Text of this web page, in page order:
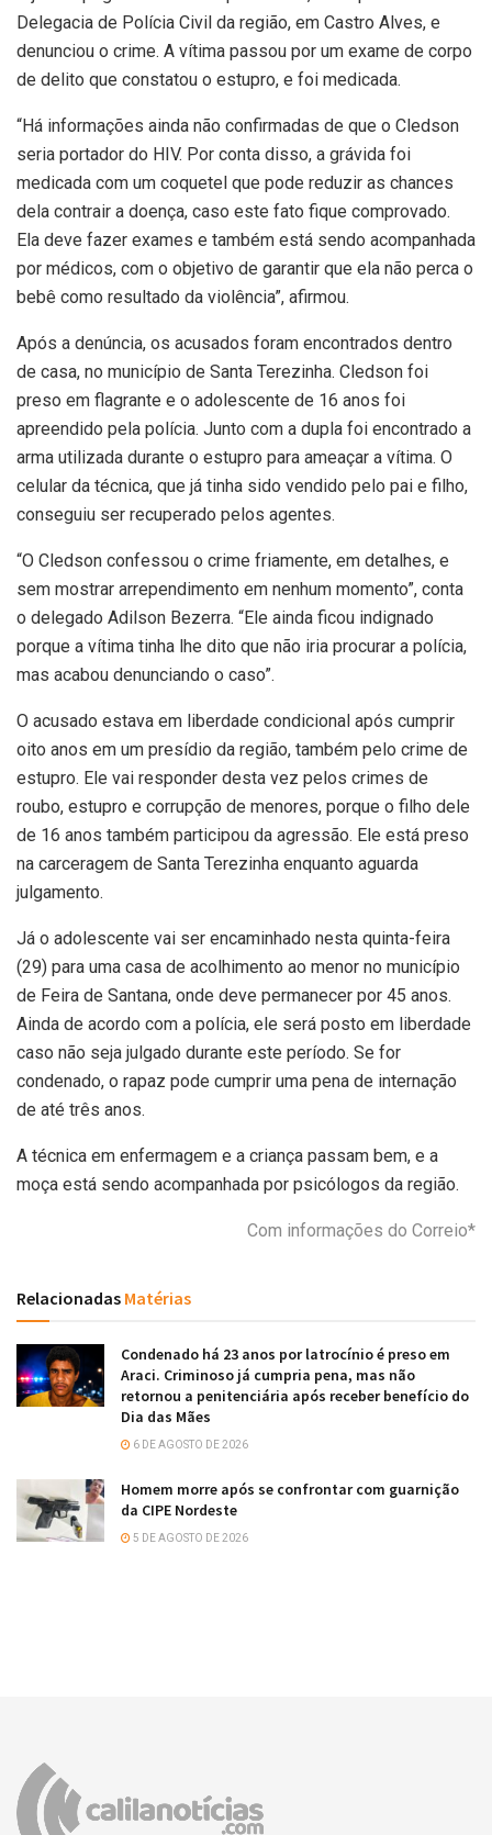
Delegacia de Polícia Civil da região, em Castro Alves, e
denunciou o crime. A vítima passou por um exame de corpo
de delito que constatou o estupro, e foi medicada.
“Há informações ainda não confirmadas de que o Cledson
seria portador do HIV. Por conta disso, a grávida foi
medicada com um coquetel que pode reduzir as chances
dela contrair a doença, caso este fato fique comprovado.
Ela deve fazer exames e também está sendo acompanhada
por médicos, com o objetivo de garantir que ela não perca o
bebê como resultado da violência”, afirmou.
Após a denúncia, os acusados foram encontrados dentro
de casa, no município de Santa Terezinha. Cledson foi
preso em flagrante e o adolescente de 16 anos foi
apreendido pela polícia. Junto com a dupla foi encontrado a
arma utilizada durante o estupro para ameaçar a vítima. O
celular da técnica, que já tinha sido vendido pelo pai e filho,
conseguiu ser recuperado pelos agentes.
“O Cledson confessou o crime friamente, em detalhes, e
sem mostrar arrependimento em nenhum momento”, conta
o delegado Adilson Bezerra. “Ele ainda ficou indignado
porque a vítima tinha lhe dito que não iria procurar a polícia,
mas acabou denunciando o caso”.
O acusado estava em liberdade condicional após cumprir
oito anos em um presídio da região, também pelo crime de
estupro. Ele vai responder desta vez pelos crimes de
roubo, estupro e corrupção de menores, porque o filho dele
de 16 anos também participou da agressão. Ele está preso
na carceragem de Santa Terezinha enquanto aguarda
julgamento.
Já o adolescente vai ser encaminhado nesta quinta-feira
(29) para uma casa de acolhimento ao menor no município
de Feira de Santana, onde deve permanecer por 45 anos.
Ainda de acordo com a polícia, ele será posto em liberdade
caso não seja julgado durante este período. Se for
condenado, o rapaz pode cumprir uma pena de internação
de até três anos.
A técnica em enfermagem e a criança passam bem, e a
moça está sendo acompanhada por psicólogos da região.
Com informações do Correio*
Relacionadas Matérias
Condenado há 23 anos por latrocínio é preso em
Araci. Criminoso já cumpria pena, mas não
retornou a penitenciária após receber benefício do
Dia das Mães
6 DE AGOSTO DE 2026
Homem morre após se confrontar com guarnição
da CIPE Nordeste
5 DE AGOSTO DE 2026